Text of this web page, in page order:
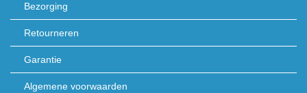
Bezorging
Retourneren
Garantie
Algemene voorwaarden